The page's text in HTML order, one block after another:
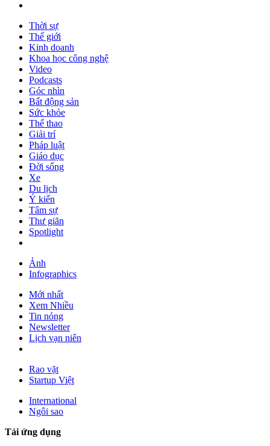
Thời sự
Thế giới
Kinh doanh
Khoa học công nghệ
Video
Podcasts
Góc nhìn
Bất động sản
Sức khỏe
Thể thao
Giải trí
Pháp luật
Giáo dục
Đời sống
Xe
Du lịch
Ý kiến
Tâm sự
Thư giãn
Spotlight
Ảnh
Infographics
Mới nhất
Xem Nhiều
Tin nóng
Newsletter
Lịch vạn niên
Rao vặt
Startup Việt
International
Ngôi sao
Tải ứng dụng